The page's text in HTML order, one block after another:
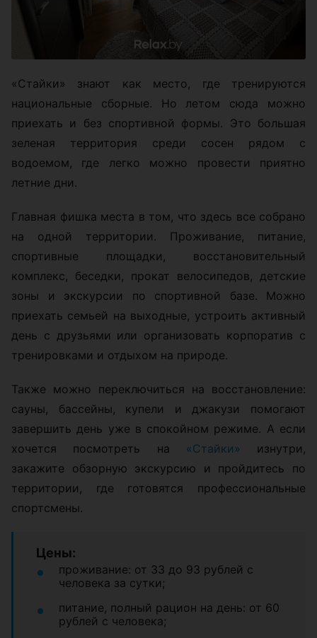
«Стайки» знают как место, где тренируются
национальные сборные. Но летом сюда можно
приехать и без спортивной формы. Это большая
зеленая территория среди сосен рядом с
водоемом, где легко можно провести приятно
летние дни.
Главная фишка места в том, что здесь все собрано
на одной территории. Проживание, питание,
спортивные площадки, восстановительный
комплекс, беседки, прокат велосипедов, детские
зоны и экскурсии по спортивной базе. Можно
приехать семьей на выходные, устроить активный
день с друзьями или организовать корпоратив с
тренировками и отдыхом на природе.
Также можно переключиться на восстановление:
сауны, бассейны, купели и джакузи помогают
завершить день уже в спокойном режиме. А если
хочется посмотреть на «Стайки» изнутри,
закажите обзорную экскурсию и пройдитесь по
территории, где готовятся профессиональные
спортсмены.
Цены:
проживание: от 33 до 93 рублей с
человека за сутки;
питание, полный рацион на день: от 60
рублей с человека;